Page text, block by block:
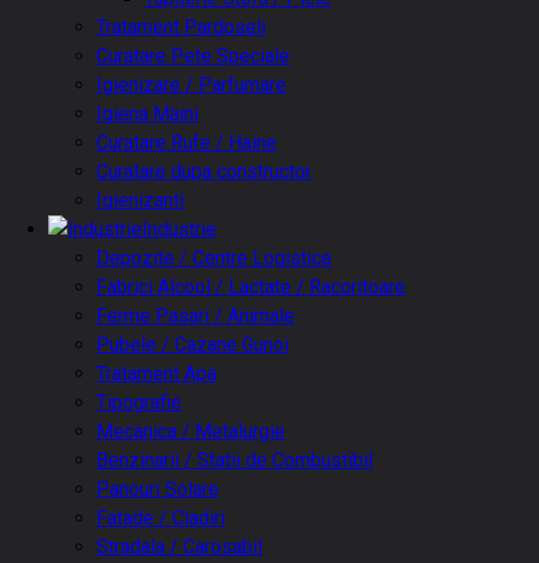
Tratament Pardoseli
Curatare Pete Speciale
Igienizare / Parfumare
Igiena Maini
Curatare Rufe / Haine
Curatare dupa constructor
Igienizanti
Industrie
Depozite / Centre Logistice
Fabrici Alcool / Lactate / Racoritoare
Ferme Pasari / Animale
Pubele / Cazane Gunoi
Tratament Apa
Tipografie
Mecanica / Metalurgie
Benzinarii / Statii de Combustibil
Panouri Solare
Fatade / Cladiri
Stradala / Carosabil